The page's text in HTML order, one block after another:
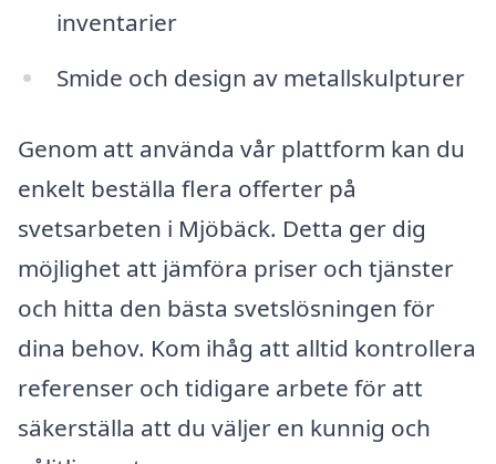
inventarier
Smide och design av metallskulpturer
Genom att använda vår plattform kan du
enkelt beställa flera offerter på
svetsarbeten i Mjöbäck. Detta ger dig
möjlighet att jämföra priser och tjänster
och hitta den bästa svetslösningen för
dina behov. Kom ihåg att alltid kontrollera
referenser och tidigare arbete för att
säkerställa att du väljer en kunnig och